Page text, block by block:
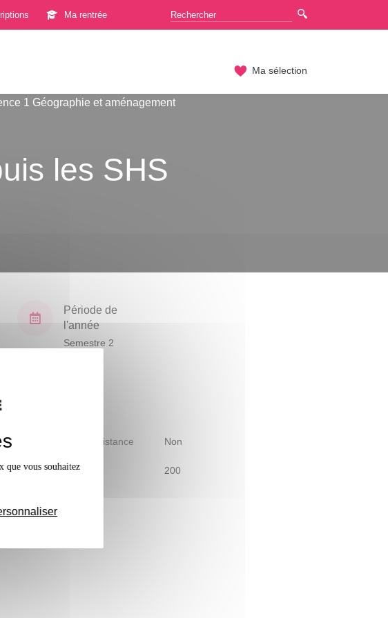
Ma rentrée
Ma sélection
1 Géographie et aménagement
les SHS
Période de
l'année
Semestre 2
Accessible à distance Non
Effectif 200
que vous souhaitez